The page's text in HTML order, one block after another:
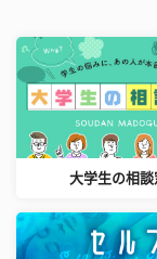
大学生の相談